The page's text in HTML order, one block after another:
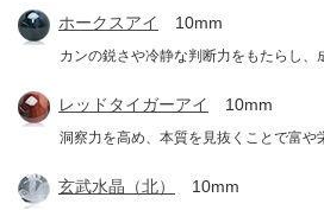
ホークスアイ 10mm
カンの鋭さや冷静な判断力をもたらし、
レッドタイガーアイ 10mm
洞察力を高め、本質を見抜くことで富や
玄武水晶（北） 10mm